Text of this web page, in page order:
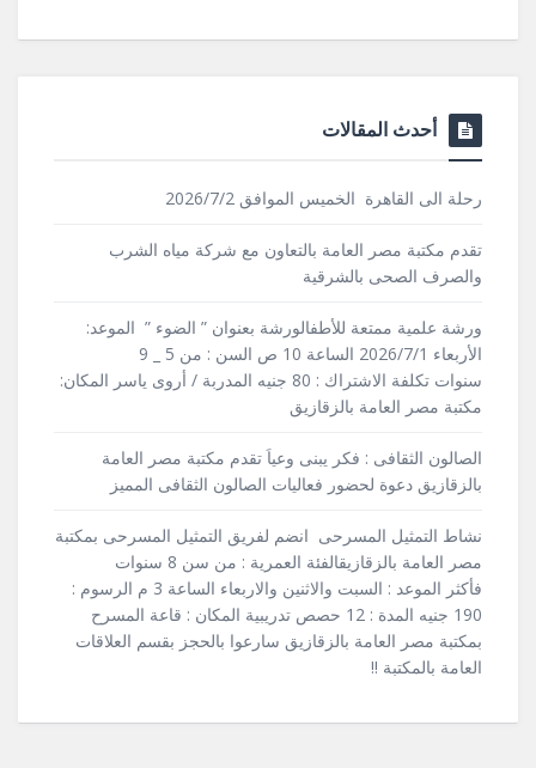
أحدث المقالات
رحلة الى القاهرة الخميس الموافق 2026/7/2
تقدم مكتبة مصر العامة بالتعاون مع شركة مياه الشرب
والصرف الصحى بالشرقية
ورشة علمية ممتعة للأطفالورشة بعنوان ” الضوء ” الموعد:
الأربعاء 2026/7/1 الساعة 10 ص السن : من 5 _ 9
سنوات تكلفة الاشتراك : 80 جنيه المدربة / أروى ياسر المكان:
مكتبة مصر العامة بالزقازيق
الصالون الثقافى : فكر يبنى وعياَ تقدم مكتبة مصر العامة
بالزقازيق دعوة لحضور فعاليات الصالون الثقافى المميز
نشاط التمثيل المسرحى انضم لفريق التمثيل المسرحى بمكتبة
مصر العامة بالزقازيقالفئة العمرية : من سن 8 سنوات
فأكثر الموعد : السبت والاثنين والاربعاء الساعة 3 م الرسوم :
190 جنيه المدة : 12 حصص تدريبية المكان : قاعة المسرح
بمكتبة مصر العامة بالزقازيق سارعوا بالحجز بقسم العلاقات
العامة بالمكتبة !!